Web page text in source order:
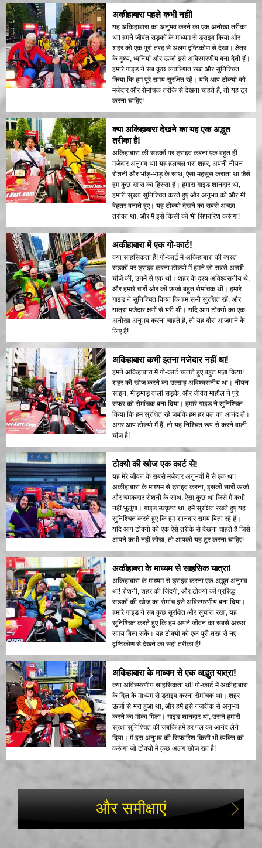
अकीहाबारा पहले कभी नहीं!
यह अकिहाबारा का अनुभव करने का एक अनोखा तरीका
था! हमने जीवंत सड़कों के माध्यम से ड्राइव किया और
शहर को एक पूरी तरह से अलग दृष्टिकोण से देखा। क्षेत्र
के दृश्य, ध्वनियाँ और ऊर्जा इसे अविस्मरणीय बना देती हैं।
हमारे गाइड ने सब कुछ व्यवस्थित रखा और सुनिश्चित
किया कि हम पूरे समय सुरक्षित रहें। यदि आप टोक्यो को
मजेदार और रोमांचक तरीके से देखना चाहते हैं, तो यह टूर
करना चाहिए!
क्या अकिहाबारा देखने का यह एक अद्भुत
तरीका है!
अकिहाबारा की सड़कों पर ड्राइव करना एक बहुत ही
मजेदार अनुभव था! यह हलचल भरा शहर, अपनी नीयन
रोशनी और भीड़-भाड़ के साथ, ऐसा महसूस कराता था जैसे
हम कुछ खास का हिस्सा हैं। हमारा गाइड शानदार था,
हमारी सुरक्षा सुनिश्चित करते हुए और अनुभव को और भी
बेहतर बनाते हुए। यह टोक्यो देखने का सबसे अच्छा
तरीका था, और मैं इसे किसी को भी सिफारिश करूंगा!
अकीहाबारा में एक गो-कार्ट!
क्या साहसिकता है! गो-कार्ट में अकिहाबारा की व्यस्त
सड़कों पर ड्राइव करना टोक्यो में हमने जो सबसे अच्छी
चीजें कीं, उनमें से एक थी। शहर के दृश्य अविश्वसनीय थे,
और हमारे चारों ओर की ऊर्जा बहुत रोमांचक थी। हमारे
गाइड ने सुनिश्चित किया कि हम सभी सुरक्षित रहें, और
यात्रा मजेदार क्षणों से भरी थी। यदि आप टोक्यो का एक
अनोखा अनुभव करना चाहते हैं, तो यह दौरा आजमाने के
लिए है!
अकिहाबारा कभी इतना मजेदार नहीं था!
हमने अकिहाबारा में गो-कार्ट चलाते हुए बहुत मज़ा किया!
शहर की खोज करने का उत्साह अविश्वसनीय था। नीयन
साइन, भीड़भाड़ वाली सड़कें, और जीवंत माहौल ने पूरे
सफर को रोमांचक बना दिया। हमारे गाइड ने सुनिश्चित
किया कि हम सुरक्षित रहें जबकि हम हर पल का आनंद लें।
अगर आप टोक्यो में हैं, तो यह निश्चित रूप से करने वाली
चीज़ है!
टोक्यो की खोज एक कार्ट से!
यह मेरे जीवन के सबसे मजेदार अनुभवों में से एक था!
अकीहाबारा के माध्यम से ड्राइव करना, इसकी सारी ऊर्जा
और चमकदार रोशनी के साथ, ऐसा कुछ था जिसे मैं कभी
नहीं भूलूंगा। गाइड उत्कृष्ट था, हमें सुरक्षित रखते हुए यह
सुनिश्चित करते हुए कि हम शानदार समय बिता रहे हैं।
यदि आप टोक्यो को एक ऐसे तरीके से देखना चाहते हैं जिसे
आपने कभी नहीं सोचा, तो आपको यह टूर करना चाहिए!
अकीहाबरा के माध्यम से साहसिक यात्रा!
अकिहाबारा के माध्यम से ड्राइव करना एक अद्भुत अनुभव
था! रोशनी, शहर की जिंदगी, और टोक्यो की प्रसिद्ध
सड़कों की खोज का रोमांच इसे अविस्मरणीय बना दिया।
हमारे गाइड ने सब कुछ सुरक्षित और सुचारू रखा, यह
सुनिश्चित करते हुए कि हम अपने जीवन का सबसे अच्छा
समय बिता सकें। यह टोक्यो को एक पूरी तरह से नए
दृष्टिकोण से देखने का सही तरीका है!
अकिहाबारा के माध्यम से एक अद्भुत यात्रा!
क्या अविस्मरणीय साहसिकता थी! गो-कार्ट में अकीहाबारा
के दिल के माध्यम से ड्राइव करना रोमांचक था। शहर
ऊर्जा से भरा हुआ था, और हमें इसे नजदीक से अनुभव
करने का मौका मिला। गाइड शानदार था, उसने हमारी
सुरक्षा सुनिश्चित की जबकि हमें हर पल का आनंद लेने
दिया। मैं इस अनुभव की सिफारिश किसी भी व्यक्ति को
करूंगा जो टोक्यो में कुछ अलग खोज रहा है!
और समीक्षाएं